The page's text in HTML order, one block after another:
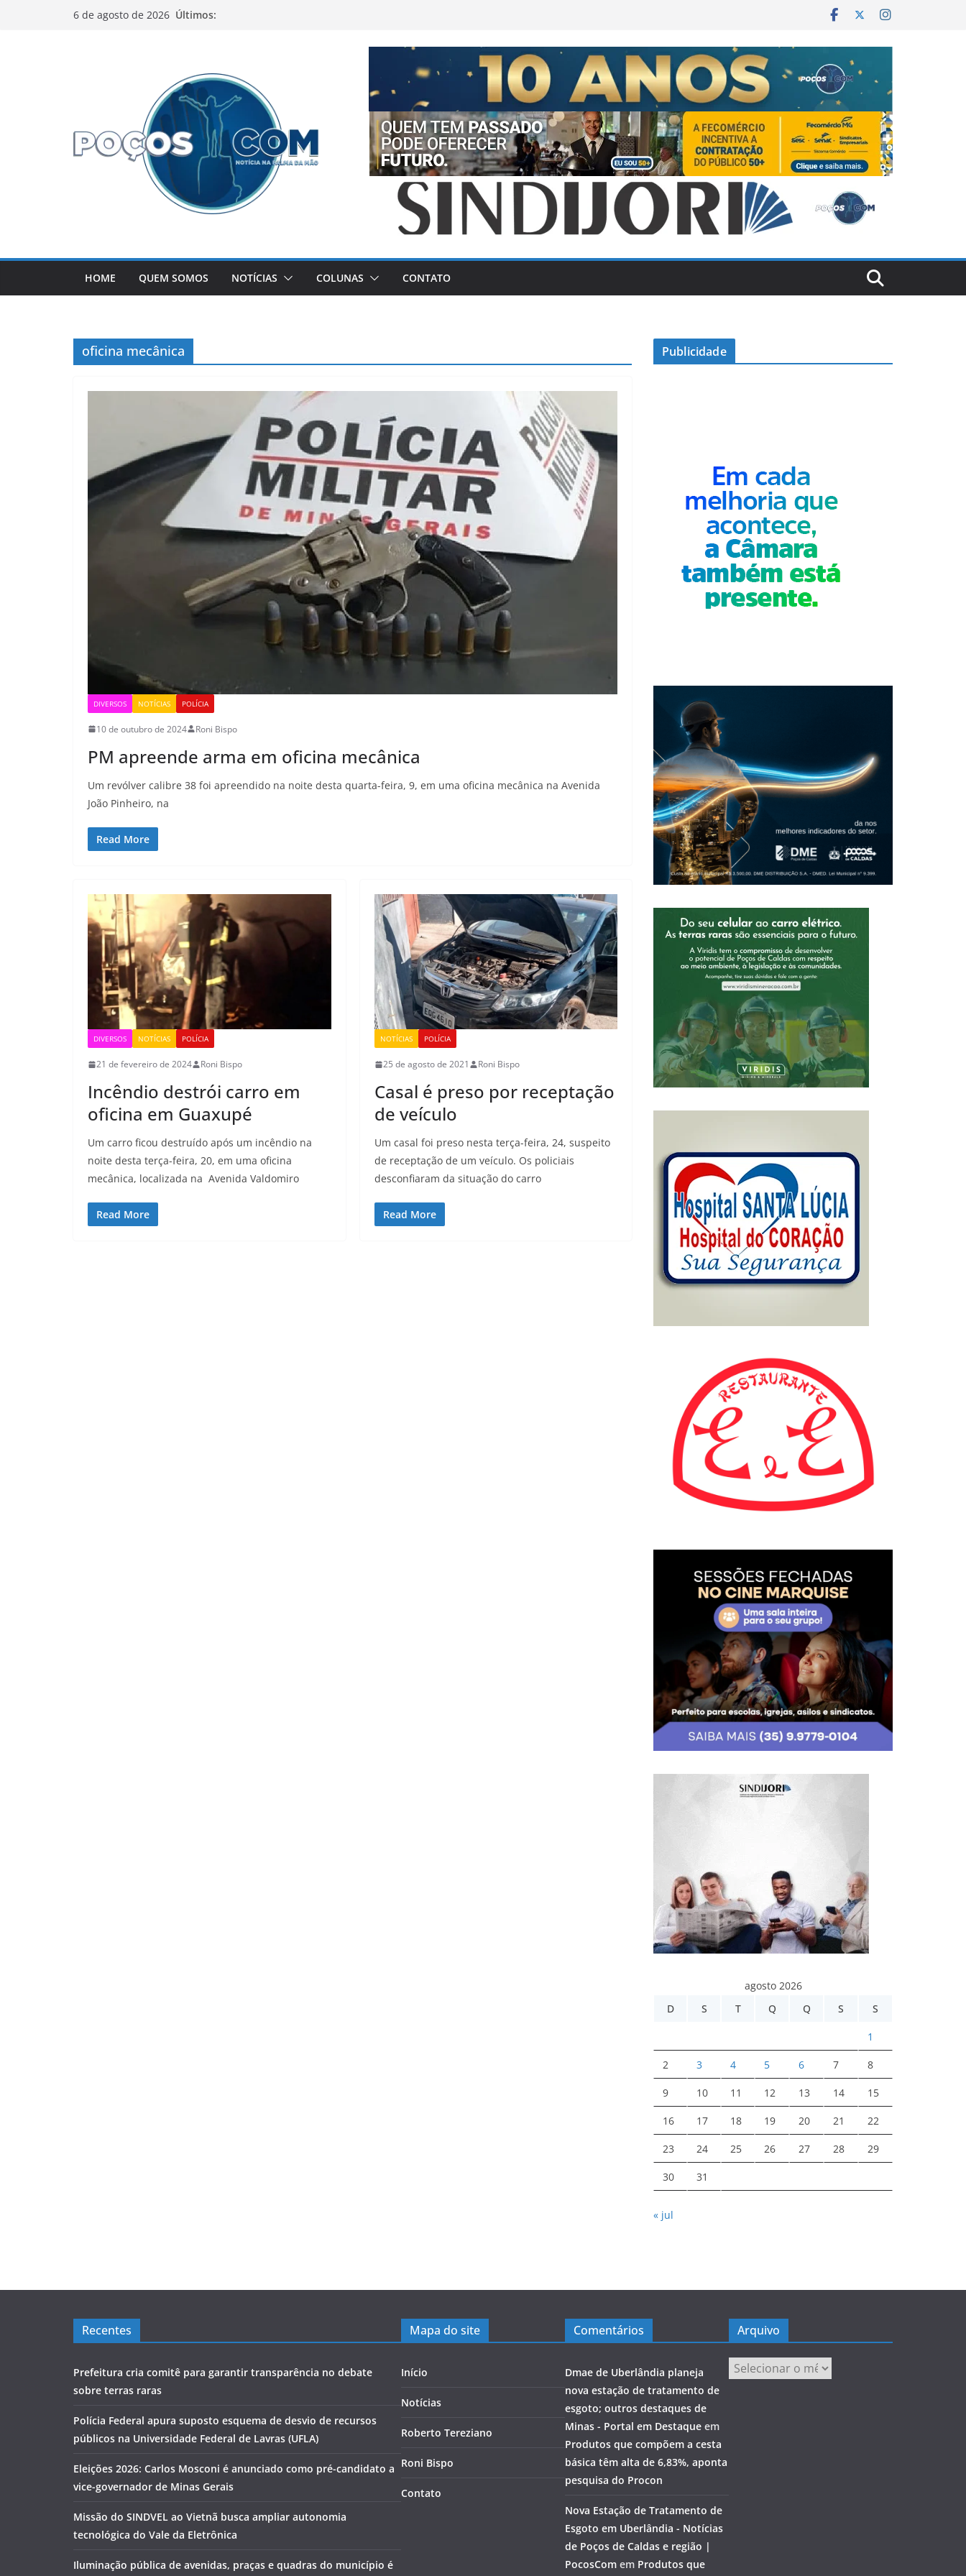
6 de agosto de 2026 Últimos:
HOME QUEM SOMOS NOTÍCIAS COLUNAS CONTATO
oficina mecânica
DIVERSOS NOTÍCIAS POLÍCIA
10 de outubro de 2024 Roni Bispo
PM apreende arma em oficina mecânica
Um revólver calibre 38 foi apreendido na noite desta quarta-feira, 9, em uma oficina mecânica na Avenida
João Pinheiro, na
Read More
DIVERSOS NOTÍCIAS POLÍCIA
21 de fevereiro de 2024 Roni Bispo
Incêndio destrói carro em
oficina em Guaxupé
Um carro ficou destruído após um incêndio na
noite desta terça-feira, 20, em uma oficina
mecânica, localizada na Avenida Valdomiro
Read More
NOTÍCIAS POLÍCIA
25 de agosto de 2021 Roni Bispo
Casal é preso por receptação
de veículo
Um casal foi preso nesta terça-feira, 24, suspeito
de receptação de um veículo. Os policiais
desconfiaram da situação do carro
Read More
Publicidade
agosto 2026
D
S T Q Q S S
1
2 3 4 5 6 7 8
9 10 11 12 13 14 15
16 17 18 19 20 21 22
23 24 25 26 27 28 29
30 31
« jul
Recentes
Prefeitura cria comitê para garantir transparência no debate
sobre terras raras
Polícia Federal apura suposto esquema de desvio de recursos
públicos na Universidade Federal de Lavras (UFLA)
Eleições 2026: Carlos Mosconi é anunciado como pré-candidato a
vice-governador de Minas Gerais
Missão do SINDVEL ao Vietnã busca ampliar autonomia
tecnológica do Vale da Eletrônica
Iluminação pública de avenidas, praças e quadras do município é
Mapa do site
Início
Notícias
Roberto Tereziano
Roni Bispo
Contato
Comentários
Dmae de Uberlândia planeja
nova estação de tratamento de
esgoto; outros destaques de
Minas - Portal em Destaque em
Produtos que compõem a cesta
básica têm alta de 6,83%, aponta
pesquisa do Procon
Nova Estação de Tratamento de
Esgoto em Uberlândia - Notícias
de Poços de Caldas e região |
PocosCom em Produtos que
Arquivo
Arquivo